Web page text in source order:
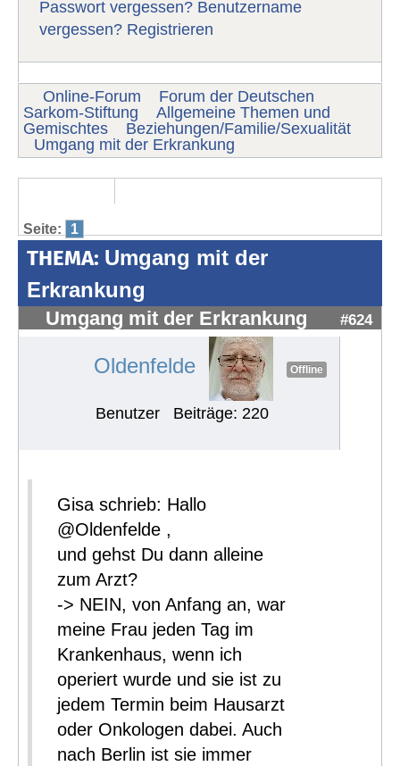
Passwort vergessen? Benutzername
vergessen? Registrieren
Online-Forum
Forum der Deutschen
Sarkom-Stiftung
Allgemeine Themen und
Gemischtes
Beziehungen/Familie/Sexualität
Umgang mit der Erkrankung
Seite: 1
THEMA: Umgang mit der
Erkrankung
Umgang mit der Erkrankung #624
Oldenfelde Offline
Benutzer Beiträge: 220
Gisa schrieb: Hallo
@Oldenfelde ,
und gehst Du dann alleine
zum Arzt?
-> NEIN, von Anfang an, war
meine Frau jeden Tag im
Krankenhaus, wenn ich
operiert wurde und sie ist zu
jedem Termin beim Hausarzt
oder Onkologen dabei. Auch
nach Berlin ist sie immer